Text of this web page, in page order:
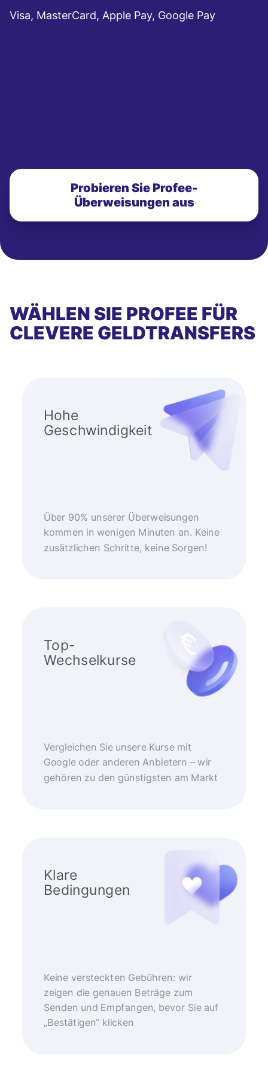
Visa, MasterCard, Apple Pay, Google Pay
Probieren Sie Profee-
Überweisungen aus
WÄHLEN SIE PROFEE FÜR
CLEVERE GELDTRANSFERS
Hohe
Geschwindigkeit
Über 90% unserer Überweisungen
kommen in wenigen Minuten an. Keine
zusätzlichen Schritte, keine Sorgen!
Top-
Wechselkurse
Vergleichen Sie unsere Kurse mit
Google oder anderen Anbietern – wir
gehören zu den günstigsten am Markt
Klare
Bedingungen
Keine versteckten Gebühren: wir
zeigen die genauen Beträge zum
Senden und Empfangen, bevor Sie auf
„Bestätigen“ klicken